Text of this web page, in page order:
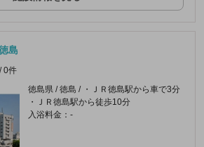
島
/0件
徳島県 / 徳島 / ・ＪＲ徳島駅から車で3分
・ＪＲ徳島駅から徒歩10分
入浴料金：-